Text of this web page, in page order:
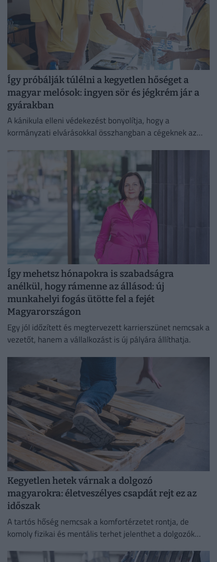
Így próbálják túlélni a kegyetlen hőséget a
magyar melósok: ingyen sör és jégkrém jár a
gyárakban
A kánikula elleni védekezést bonyolítja, hogy a
kormányzati elvárásokkal összhangban a cégeknek az
Így mehetsz hónapokra is szabadságra
anélkül, hogy rámenne az állásod: új
munkahelyi fogás ütötte fel a fejét
Magyarországon
Egy jól időzített és megtervezett karrierszünet nemcsak a
vezetőt, hanem a vállalkozást is új pályára állíthatja.
Kegyetlen hetek várnak a dolgozó
magyarokra: életveszélyes csapdát rejt ez az
időszak
A tartós hőség nemcsak a komfortérzetet rontja, de
komoly fizikai és mentális terhet jelenthet a dolgozók